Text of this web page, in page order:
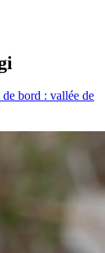
de bord : vallée de